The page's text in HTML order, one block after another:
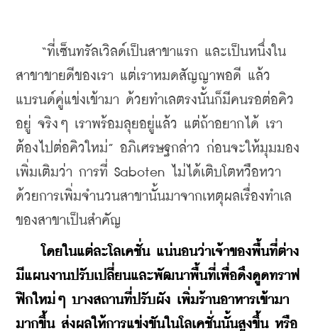
“ที่เซ็นทรัลเวิลด์เป็นสาขาแรก และเป็นหนึ่งใน
สาขาขายดีของเรา แต่เราหมดสัญญาพอดี แล้ว
แบรนด์คู่แข่งเข้ามา ด้วยทำเลตรงนั้นก็มีคนรอต่อคิว
อยู่ จริงๆ เราพร้อมลุยอยู่แล้ว แต่ถ้าอยากได้ เรา
ต้องไปต่อคิวใหม่” อภิเศรษฐกล่าว ก่อนจะให้มุมมอง
เพิ่มเติมว่า การที่ Saboten ไม่ได้เติบโตหวือหวา
ด้วยการเพิ่มจำนวนสาขานั้นมาจากเหตุผลเรื่องทำเล
ของสาขาเป็นสำคัญ
โดยในแต่ละโลเคชั่น แน่นอนว่าเจ้าของพื้นที่ต่าง
มีแผนงานปรับเปลี่ยนและพัฒนาพื้นที่เพื่อดึงดูดทราฟ
ฟิกใหม่ๆ บางสถานที่ปรับผัง เพิ่มร้านอาหารเข้ามา
มากขึ้น ส่งผลให้การแข่งขันในโลเคชั่นนั้นสูงขึ้น หรือ